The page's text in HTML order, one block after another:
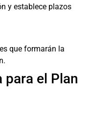
y establece plazos
que formarán la
para el Plan